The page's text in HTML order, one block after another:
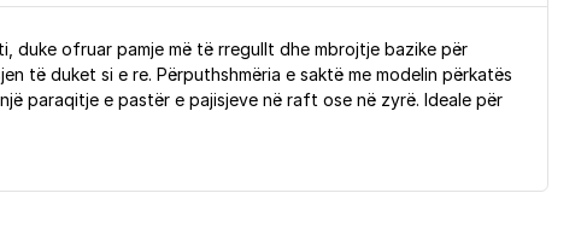
duke ofruar pamje më të rregullt dhe mbrojtje bazike për
të duket si e re. Përputhshmëria e saktë me modelin përkatës
paraqitje e pastër e pajisjeve në raft ose në zyrë. Ideale për